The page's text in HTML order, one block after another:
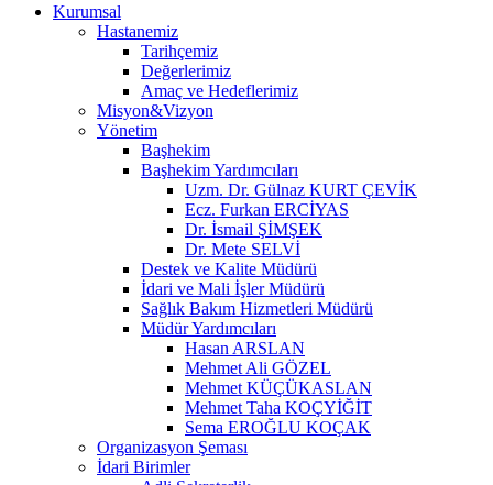
Kurumsal
Hastanemiz
Tarihçemiz
Değerlerimiz
Amaç ve Hedeflerimiz
Misyon&Vizyon
Yönetim
Başhekim
Başhekim Yardımcıları
Uzm. Dr. Gülnaz KURT ÇEVİK
Ecz. Furkan ERCİYAS
Dr. İsmail ŞİMŞEK
Dr. Mete SELVİ
Destek ve Kalite Müdürü
İdari ve Mali İşler Müdürü
Sağlık Bakım Hizmetleri Müdürü
Müdür Yardımcıları
Hasan ARSLAN
Mehmet Ali GÖZEL
Mehmet KÜÇÜKASLAN
Mehmet Taha KOÇYİĞİT
Sema EROĞLU KOÇAK
Organizasyon Şeması
İdari Birimler